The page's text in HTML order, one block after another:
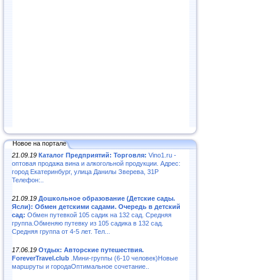
Новое на портале
21.09.19 Каталог Предприятий: Торговля: Vino1.ru -
оптовая продажа вина и алкогольной продукции. Адрес:
город Екатеринбург, улица Данилы Зверева, 31Р
Телефон:..
21.09.19 Дошкольное образование (Детские сады.
Ясли): Обмен детскими садами. Очередь в детский
сад: Обмен путевкой 105 садик на 132 сад. Средняя
группа.Обменяю путевку из 105 садика в 132 сад.
Средняя группа от 4-5 лет. Тел...
17.06.19 Отдых: Авторские путешествия.
ForeverTravel.club .Мини-группы (6-10 человек)Новые
маршруты и городаОптимальное сочетание..